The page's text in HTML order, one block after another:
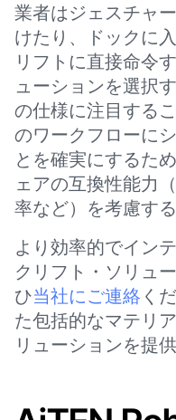
業者はジェスチャ
けたり、ドックに
リフトに直接命令
ューションを選択
の仕様に注目する
のワークフローに
とを確実にするた
ェアの互換性能力
率など）を考慮す
より効率的でイン
クリフト・ソリュ
ひ当社にご連絡 く
た包括的なマテリ
リューションを提供